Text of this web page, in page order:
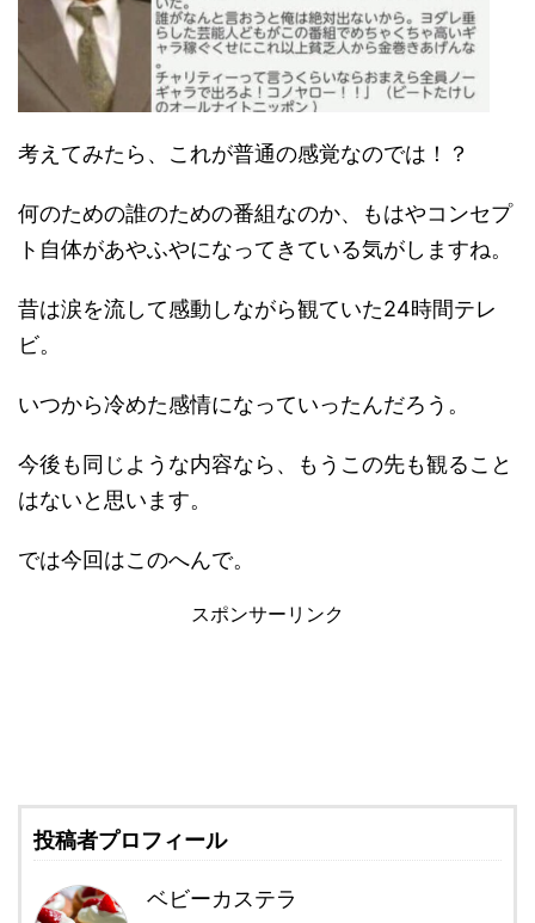
考えてみたら、これが普通の感覚なのでは！？
何のための誰のための番組なのか、もはやコンセプ
ト自体があやふやになってきている気がしますね。
昔は涙を流して感動しながら観ていた24時間テレ
ビ。
いつから冷めた感情になっていったんだろう。
今後も同じような内容なら、もうこの先も観ること
はないと思います。
では今回はこのへんで。
スポンサーリンク
投稿者プロフィール
ベビーカステラ